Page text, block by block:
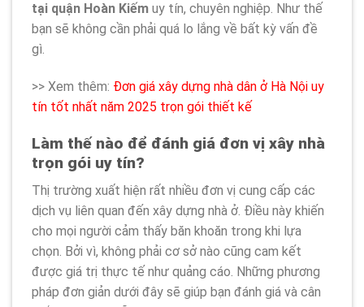
tại quận Hoàn Kiếm uy tín, chuyên nghiệp. Như thế
bạn sẽ không cần phải quá lo lắng về bất kỳ vấn đề
gì.
>> Xem thêm: Đơn giá xây dựng nhà dân ở Hà Nội uy
tín tốt nhất năm 2025 trọn gói thiết kế
Làm thế nào để đánh giá đơn vị xây nhà
trọn gói uy tín?
Thị trường xuất hiện rất nhiều đơn vị cung cấp các
dịch vụ liên quan đến xây dựng nhà ở. Điều này khiến
cho mọi người cảm thấy băn khoăn trong khi lựa
chọn. Bởi vì, không phải cơ sở nào cũng cam kết
được giá trị thực tế như quảng cáo. Những phương
pháp đơn giản dưới đây sẽ giúp bạn đánh giá và cân